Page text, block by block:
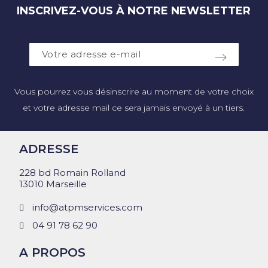
INSCRIVEZ-VOUS À NOTRE NEWSLETTER
Vous pourrez vous désinscrire au moment de votre choix
et votre adresse mail ce sera jamais envoyé à un tiers.
ADRESSE
228 bd Romain Rolland
13010 Marseille
info@atpmservices.com
04 91 78 62 90
A PROPOS